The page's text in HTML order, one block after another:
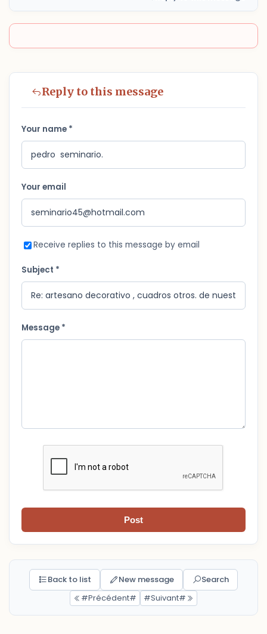
Reply to this message
Your name *
Your email
Receive replies to this message by email
Subject *
Message *
Post
Back to list New message
Search
#Précédent#
#Suivant#